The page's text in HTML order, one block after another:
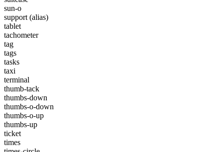
sun-o
support (alias)
tablet
tachometer
tag
tags
tasks
taxi
terminal
thumb-tack
thumbs-down
thumbs-o-down
thumbs-o-up
thumbs-up
ticket
times